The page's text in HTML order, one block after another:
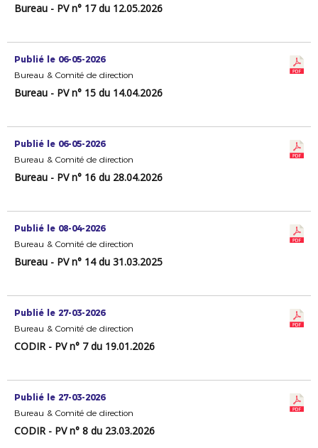
Bureau - PV n° 17 du 12.05.2026
Publié le 06-05-2026
Bureau & Comité de direction
Bureau - PV n° 15 du 14.04.2026
Publié le 06-05-2026
Bureau & Comité de direction
Bureau - PV n° 16 du 28.04.2026
Publié le 08-04-2026
Bureau & Comité de direction
Bureau - PV n° 14 du 31.03.2025
Publié le 27-03-2026
Bureau & Comité de direction
CODIR - PV n° 7 du 19.01.2026
Publié le 27-03-2026
Bureau & Comité de direction
CODIR - PV n° 8 du 23.03.2026